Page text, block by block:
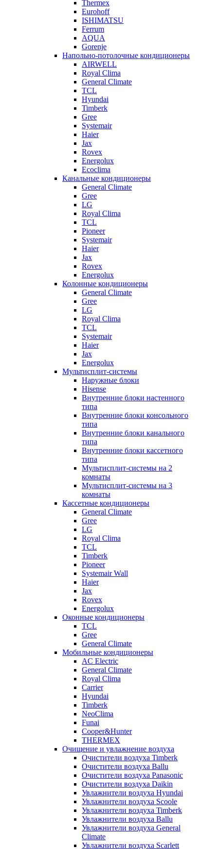
Thermex
Eurohoff
ISHIMATSU
Ferrum
AQUA
Gorenje
Напольно-потолочные кондиционеры
AIRWELL
Royal Clima
General Climate
TCL
Hyundai
Timberk
Gree
Systemair
Haier
Jax
Rovex
Energolux
Ecoclima
Канальные кондиционеры
General Climate
Gree
LG
Royal Clima
TCL
Pioneer
Systemair
Haier
Jax
Rovex
Energolux
Колонные кондиционеры
General Climate
Gree
LG
Royal Clima
TCL
Systemair
Haier
Jax
Energolux
Мультисплит-системы
Наружные блоки
Hisense
Внутренние блоки настенного
типа
Внутренние блоки консольного
типа
Внутренние блоки канального
типа
Внутренние блоки кассетного
типа
Мультисплит-системы на 2
комнаты
Мультисплит-системы на 3
комнаты
Кассетные кондиционеры
General Climate
Gree
LG
Royal Clima
TCL
Timberk
Pioneer
Systemair Wall
Haier
Jax
Rovex
Energolux
Оконные кондиционеры
TCL
Gree
General Climate
Мобильные кондиционеры
AC Electric
General Climate
Royal Clima
Carrier
Hyundai
Timberk
NeoClima
Funai
Cooper&Hunter
THERMEX
Очищение и увлажнение воздуха
Очистители воздуха Timberk
Очистители воздуха Ballu
Очистители воздуха Panasonic
Очистители воздуха Daikin
Увлажнители воздуха Hyundai
Увлажнители воздуха Scoole
Увлажнители воздуха Timberk
Увлажнители воздуха Ballu
Увлажнители воздуха General
Climate
Увлажнители воздуха Scarlett